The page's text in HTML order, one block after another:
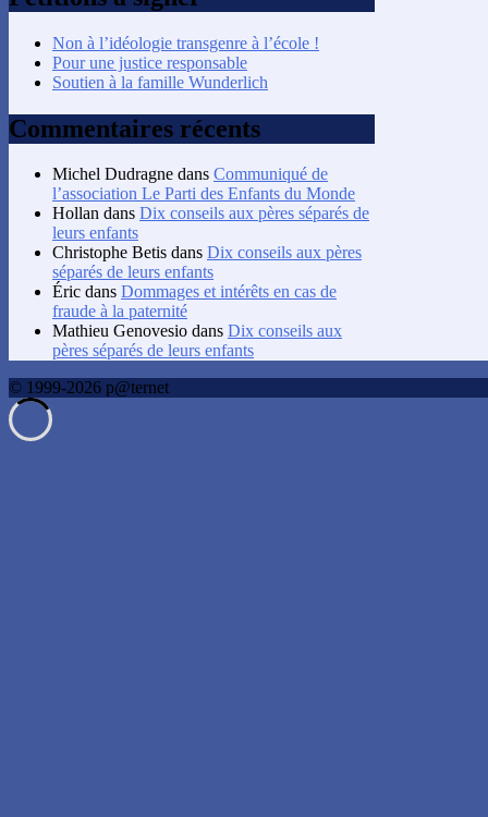
Non à l’idéologie transgenre à l’école !
Pour une justice responsable
Soutien à la famille Wunderlich
Commentaires récents
Michel Dudragne dans Communiqué de
l’association Le Parti des Enfants du Monde
Hollan dans Dix conseils aux pères séparés de
leurs enfants
Christophe Betis dans Dix conseils aux pères
séparés de leurs enfants
Éric dans Dommages et intérêts en cas de
fraude à la paternité
Mathieu Genovesio dans Dix conseils aux
pères séparés de leurs enfants
© 1999-2026 p@ternet